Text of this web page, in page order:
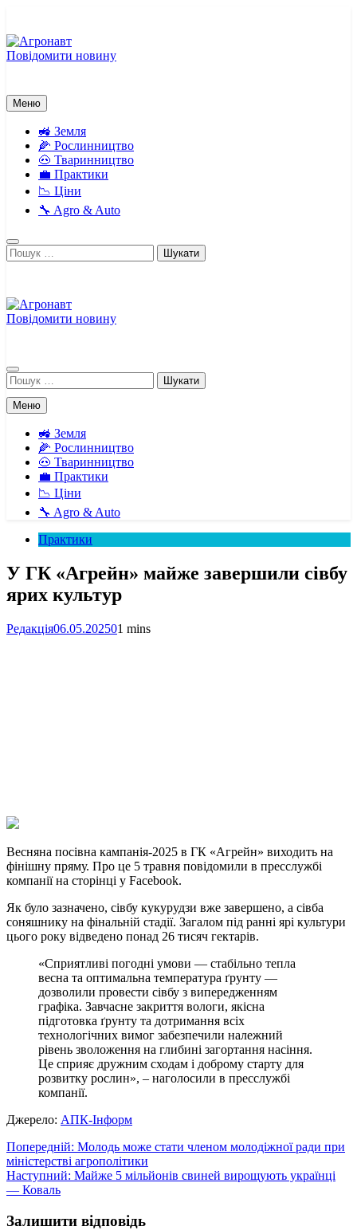
вмісту
Повідомити новину
Меню
🚜 Земля
🌽 Рослинництво
🐽 Тваринництво
💼 Практики
📉 Ціни
🔧 Agro & Auto
Пошук:
Повідомити новину
Пошук:
Меню
🚜 Земля
🌽 Рослинництво
🐽 Тваринництво
💼 Практики
📉 Ціни
🔧 Agro & Auto
Практики
У ГК «Агрейн» майже завершили сівбу
ярих культур
Редакція06.05.202501 mins
Link
Print
Весняна посівна кампанія-2025 в ГК «Агрейн» виходить на
фінішну пряму. Про це 5 травня повідомили в пресслужбі
компанії на сторінці у Facebook.
Як було зазначено, сівбу кукурудзи вже завершено, а сівба
соняшнику на фінальній стадії. Загалом під ранні ярі культури
цього року відведено понад 26 тисяч гектарів.
«Сприятливі погодні умови — стабільно тепла
весна та оптимальна температура ґрунту —
дозволили провести сівбу з випередженням
графіка. Завчасне закриття вологи, якісна
підготовка ґрунту та дотримання всіх
технологічних вимог забезпечили належний
рівень зволоження на глибині загортання насіння.
Це сприяє дружним сходам і доброму старту для
розвитку рослин», – наголосили в пресслужбі
компанії.
Джерело: АПК-Інформ
Навігація
записів
Попередній: Молодь може стати членом молодіжної ради при
міністерстві агрополітики
Наступний: Майже 5 мільйонів свиней вирощують українці
— Коваль
Залишити відповідь